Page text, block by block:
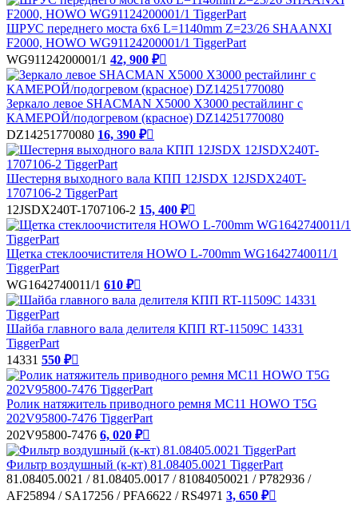
ШРУС переднего моста 6x6 L=1140mm Z=23/26 SHAANXI
F2000, HOWO WG91124200001/1 TiggerPart
WG91124200001/1 42, 900 ₽
Зеркало левое SHACMAN X5000 X3000 рестайлинг с
КАМЕРОЙ/подогревом (красное) DZ14251770080
DZ14251770080 16, 390 ₽
Шестерня выходного вала КПП 12JSDX 12JSDX240T-
1707106-2 TiggerPart
12JSDX240T-1707106-2 15, 400 ₽
Щетка стеклоочистителя HOWO L-700mm WG1642740011/1
TiggerPart
WG1642740011/1 610 ₽
Шайба главного вала делителя КПП RT-11509C 14331
TiggerPart
14331 550 ₽
Ролик натяжитель приводного ремня MC11 HOWO T5G
202V95800-7476 TiggerPart
202V95800-7476 6, 020 ₽
Фильтр воздушный (к-кт) 81.08405.0021 TiggerPart
81.08405.0021 / 81.08405.0017 / 81084050021 / P782936 /
AF25894 / SA17256 / PFA6622 / RS4971 3, 650 ₽